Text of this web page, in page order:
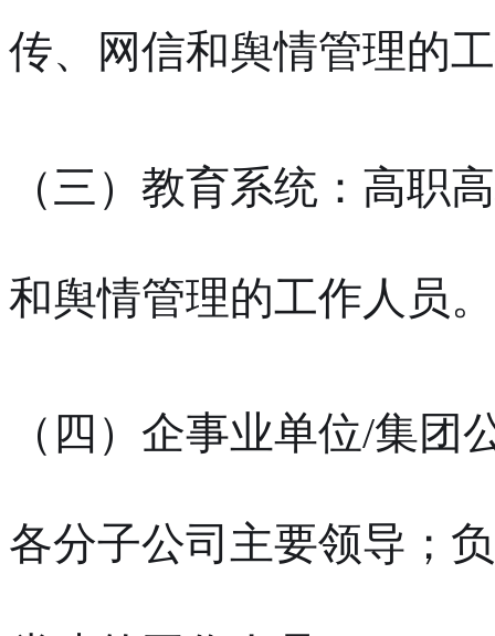
传、网信和舆情管理的
（三）教育系统：高职
和舆情管理的工作人员。
（四）企事业单位/集
各分子公司主要领导；